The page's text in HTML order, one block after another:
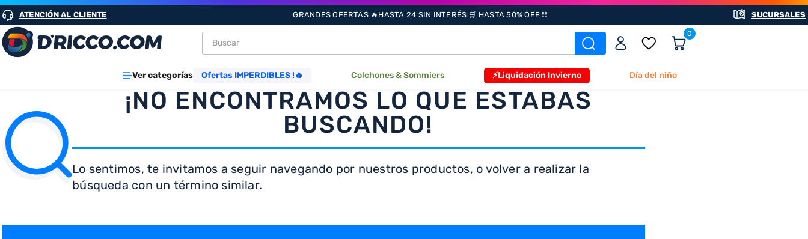
ATENCIÓN AL CLIENTE GRANDES OFERTAS 🔥HASTA 24 SIN INTERÉS 🛒 HASTA 50% OFF ❗❗ SUCURSALES
Buscar 0
Ver categorías Ofertas IMPERDIBLES !🔥 Colchones & Sommiers ⚡Liquidación Invierno Día del niño
¡NO ENCONTRAMOS LO QUE ESTABAS
BUSCANDO!
Lo sentimos, te invitamos a seguir navegando por nuestros productos, o volver a realizar la
búsqueda con un término similar.
TÉRMINOS MÁS BUSCADOS
1. heladeras
2. lavarropas
4. cocinas
5 heladera
6